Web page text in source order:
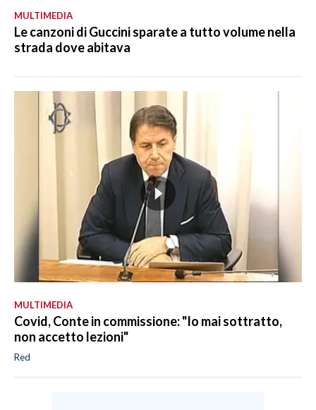
MULTIMEDIA
Le canzoni di Guccini sparate a tutto volume nella
strada dove abitava
MULTIMEDIA
Covid, Conte in commissione: "Io mai sottratto,
non accetto lezioni"
Red